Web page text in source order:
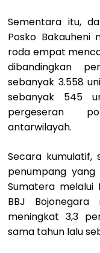
Sementara itu,
Posko
roda empat
dibandingkan
sebanyak 3.558
sebanyak 545
pergeseran
antarwilayah.
Secara kumulatif,
penumpang
Sumatera melalui
BBJ
meningkat 3,3
sama tahun lalu